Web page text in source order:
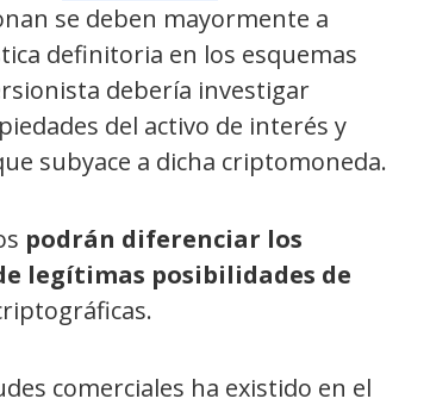
se deben mayormente a
definitoria en los esquemas
debería investigar
del activo de interés y
subyace a dicha criptomoneda.
podrán diferenciar los
legítimas posibilidades de
comerciales ha existido en el